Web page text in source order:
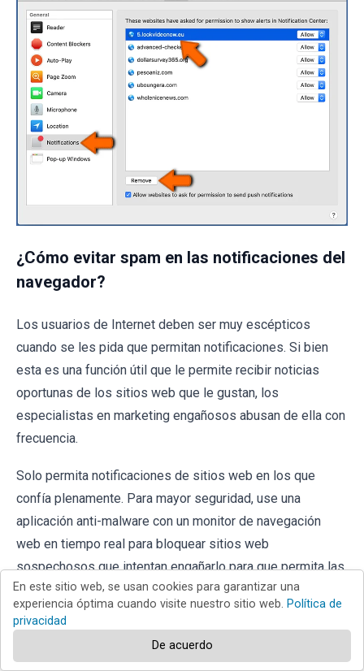
¿Cómo evitar spam en las notificaciones del
navegador?
Los usuarios de Internet deben ser muy escépticos
cuando se les pida que permitan notificaciones. Si bien
esta es una función útil que le permite recibir noticias
oportunas de los sitios web que le gustan, los
especialistas en marketing engañosos abusan de ella con
frecuencia.
Solo permita notificaciones de sitios web en los que
confía plenamente. Para mayor seguridad, use una
aplicación anti-malware con un monitor de navegación
web en tiempo real para bloquear sitios web
sospechosos que intentan engañarlo para que permita las
notificaciones de spam. Recomendamos usar Combo
Cleaner Antivirus para Android
En este sitio web, se usan cookies para garantizar una
experiencia óptima cuando visite nuestro sitio web. Política de
privacidad
De acuerdo